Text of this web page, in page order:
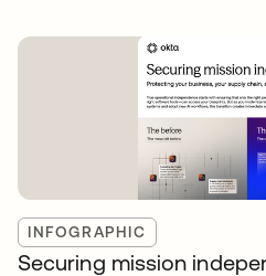
INFOGRAPHIC
Securing mission